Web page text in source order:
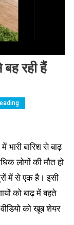
रही हैं
भारी बारिश से बाढ़
लोगों की मौत हो
में से एक है। इसी
को बाढ़ में बहते
को खूब शेयर